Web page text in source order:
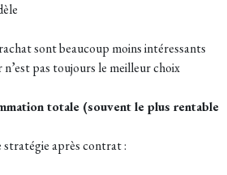
sont beaucoup moins intéressants
pas toujours le meilleur choix
totale (souvent le plus rentable
stratégie après contrat :